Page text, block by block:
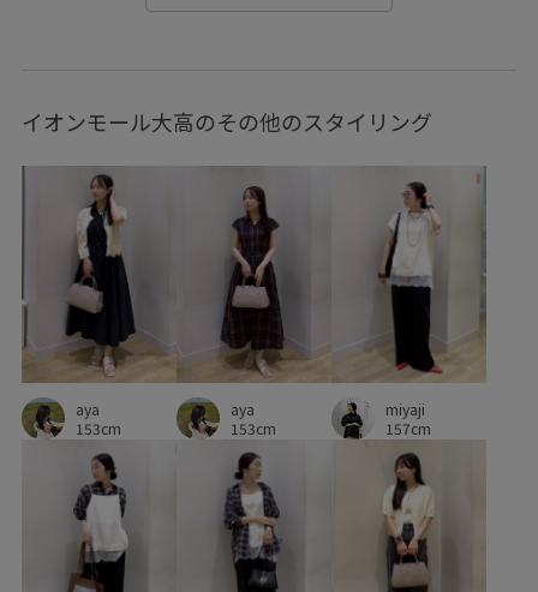
シンプルなデザイン スウェット スカーフ
スクエアトゥ スッキリ ストレスフリー
セットアップ対象商品 ソックス チノパン
デイリーで活躍 トラッド ドライタッチ
ニット ニュアンスカラー ハーフパンツ
パンツ パンプス フリーサイズ ブルゾン
プルオーバー ヘルシー マニッシュ
リラックス感 ロゴデザイン
ロゴプリント ロングスカート
ワイドパンツ ヴィンテージ ヴィンテージ加工
イオンモール大高のその他のスタイリング
aya
153cm
aya
153cm
miyaji
157cm